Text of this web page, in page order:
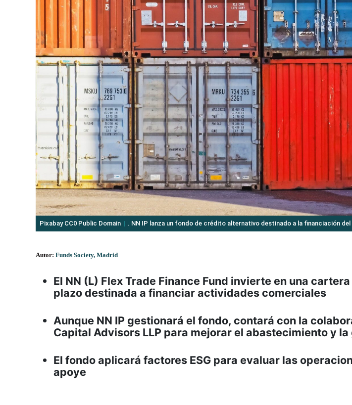
Pixabay CC0 Public Domain . NN IP lanza un fondo de crédito alternativo destinado a la financiación
Autor: Funds Society, Madrid
El NN (L) Flex Trade Finance Fund invierte en una
plazo destinada a financiar actividades comerciales
Aunque NN IP gestionará el fondo, contará con la
Capital Advisors LLP para mejorar el abastecimiento y
El fondo aplicará factores ESG para evaluar las
apoye